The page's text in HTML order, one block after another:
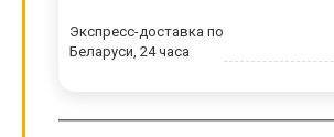
Экспресс-доставка по
Беларуси, 24 часа